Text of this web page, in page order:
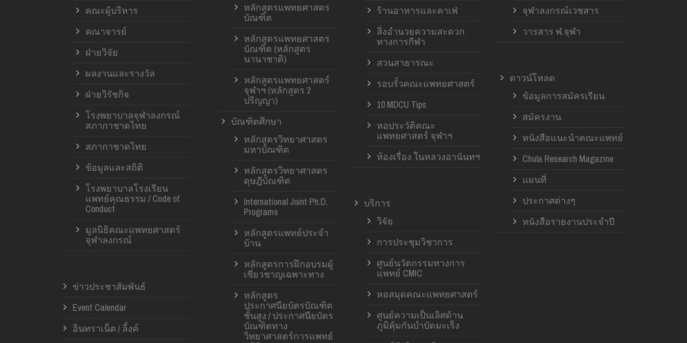
คณะผู้บริหาร
คณาจารย์
ฝ่ายวิจัย
ผลงานและรางวัล
ฝ่ายวิรัชกิจ
โรงพยาบาลจุฬาลงกรณ์
สภากาชาดไทย
สภากาชาดไทย
ข้อมูลและสถิติ
โรงพยาบาลโรงเรียน
แพทย์คุณธรรม / Code of
Conduct
มูลนิธิคณะแพทยศาสตร์
จุฬาลงกรณ์
ข่าวประชาสัมพันธ์
Event Calendar
อินทราเน็ต / ลิ้งค์
หลักสูตรแพทยศาสตร
บัณฑิต
หลักสูตรแพทยศาสตร
บัณฑิต (หลักสูตร
นานาชาติ)
หลักสูตรแพทยศาสตร์
จุฬาฯ (หลักสูตร 2
ปริญญา)
บัณฑิตศึกษา
หลักสูตรวิทยาศาสตร
มหาบัณฑิต
หลักสูตรวิทยาศาสตร
ดุษฎีบัณฑิต
International Joint Ph.D.
Programs
หลักสูตรแพทย์ประจำ
บ้าน
หลักสูตรการฝึกอบรมผู้
เชี่ยวชาญเฉพาะทาง
หลักสูตร
ประกาศนียบัตรบัณฑิต
ชั้นสูง / ประกาศนียบัตร
บัณฑิตทาง
วิทยาศาสตร์การแพทย์
ร้านอาหารและคาเฟ่
สิ่งอำนวยความสะดวก
ทางการกีฬา
สวนสาธารณะ
รอบรั้วคณะแพทยศาสตร์
10 MDCU Tips
หอประวัติคณะ
แพทยศาสตร์ จุฬาฯ
ห้องเรื่อง ในหลวงอานันทฯ
บริการ
วิจัย
การประชุมวิชาการ
ศูนย์นวัตกรรมทางการ
แพทย์ CMIC
หอสมุดคณะแพทยศาสตร์
ศูนย์ความเป็นเลิศด้าน
ภูมิคุ้มกันบำบัดมะเร็ง
จุฬาลงกรณ์เวชสาร
วารสาร ฬ.จุฬา
ดาวน์โหลด
ข้อมูลการสมัครเรียน
สมัครงาน
หนังสือแนะนำคณะแพทย์
Chula Research Magazine
แผนที่
ประกาศต่างๆ
หนังสือรายงานประจำปี